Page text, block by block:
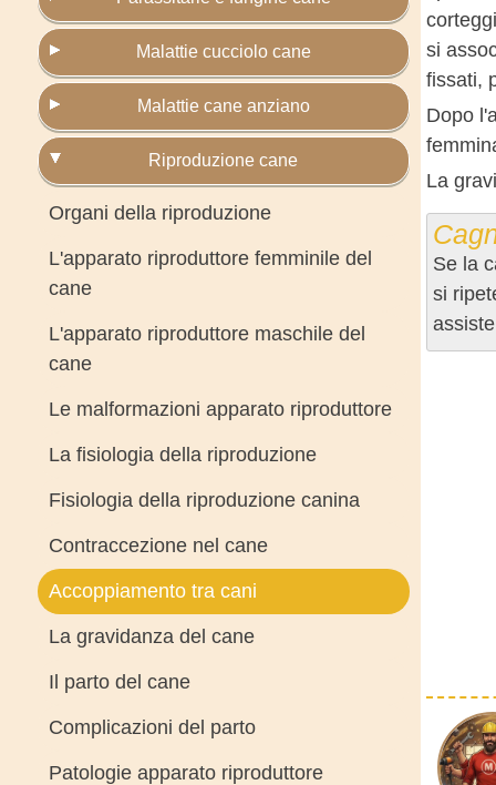
Malattie cucciolo cane
Malattie cane anziano
Riproduzione cane
Organi della riproduzione
L'apparato riproduttore femminile del
cane
L'apparato riproduttore maschile del
cane
Le malformazioni apparato riproduttore
La fisiologia della riproduzione
Fisiologia della riproduzione canina
Contraccezione nel cane
Accoppiamento tra cani
La gravidanza del cane
Il parto del cane
Complicazioni del parto
Patologie apparato riproduttore
si
fissati,
Dopo
La
Se la
si